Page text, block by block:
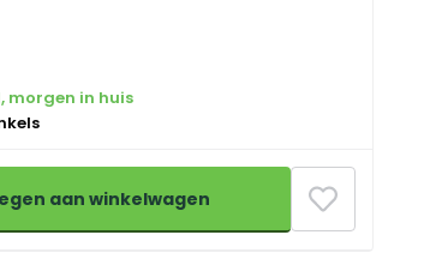
morgen in huis
aan winkelwagen